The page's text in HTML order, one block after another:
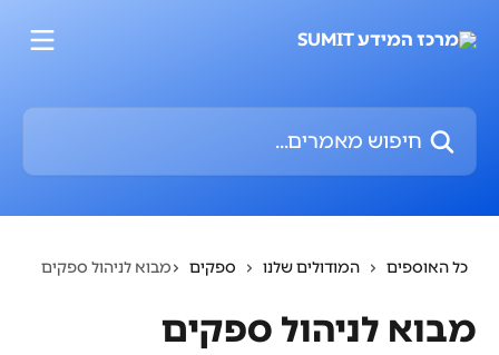
חיפוש מאמרים...
כל האוספים המודולים שלנו ספקים מבוא לניהול ספקים
מבוא לניהול ספקים